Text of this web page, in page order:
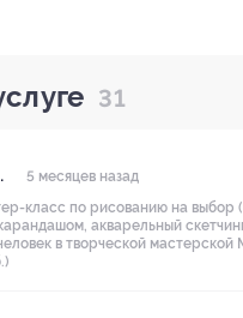
31
5 месяцев назад
класс по рисованию на выбор
акварельный
в творческой